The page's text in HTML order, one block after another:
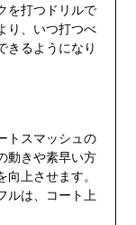
を打つドリルで
り、いつ打つべ
きるようになり
トスマッシュの
動きや素早い方
上させます。
ルは、コート上